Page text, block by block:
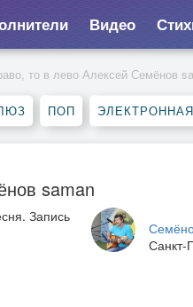
Видео
то в лево Алексей Семёнов
ПОП ЭЛЕКТРОННАЯ
saman
Санкт-
Запись